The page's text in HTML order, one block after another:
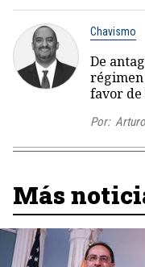
Chavismo
De
régimen
favor
Por:
Más